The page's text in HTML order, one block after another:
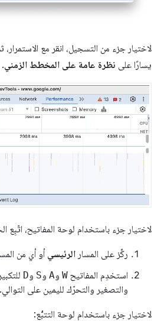
لاختيار جزء من التسجيل، انقر مع
يسارًا على نظرة عامة على المخطط الزمني.
لاختيار جزء باستخدام لوحة المفاتيح، اتّبِع
ركِّز على المسار الرئيسي أو أي من
استخدِم المفاتيح W وA وS وD
والتصغير والتحرّك لليمين على التوالي.
لاختيار جزء باستخدام لوحة التتبُّع: